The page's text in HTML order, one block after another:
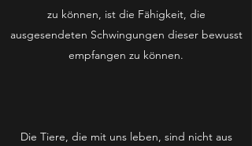
zu können, ist die Fähigkeit, die
ausgesendeten Schwingungen dieser bewusst
empfangen zu können.
​Die Tiere, die mit uns leben, sind nicht aus